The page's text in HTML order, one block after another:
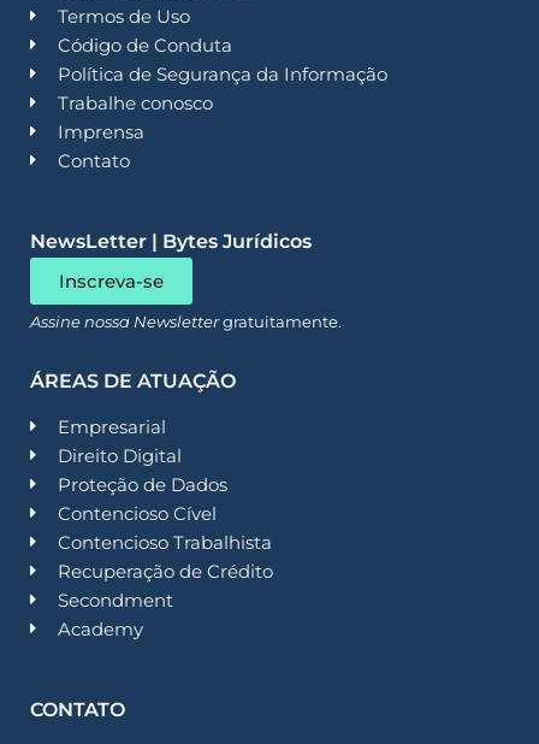
Termos de Uso
Código de Conduta
Política de Segurança da Informação
Trabalhe conosco
Imprensa
Contato
NewsLetter | Bytes Jurídicos
Inscreva-se
Assine nossa Newslettergratuitamente.
ÁREAS DE ATUAÇÃO
Empresarial
Direito Digital
Proteção de Dados
Contencioso Cível
Contencioso Trabalhista
Recuperação de Crédito
Secondment
Academy
CONTATO